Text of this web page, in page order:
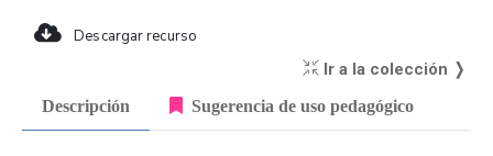
Descargar recurso
Ir a la colección ❭
Descripción Sugerencia de uso pedagógico